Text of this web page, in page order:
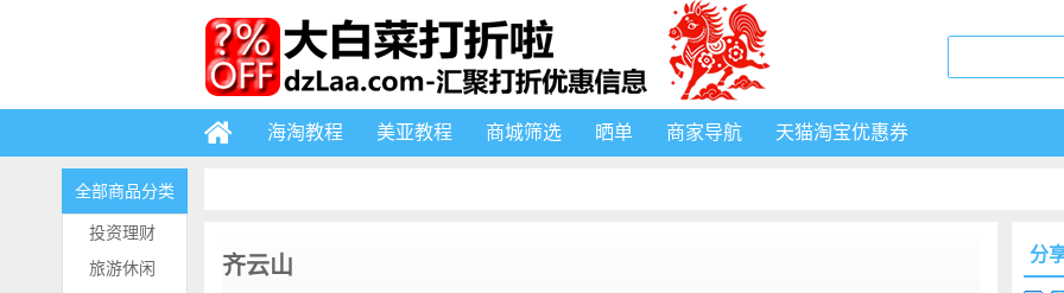
海淘教程 美亚教程 商城筛选 晒单 商家导航 天猫淘宝优惠券
全部商品分类
投资理财
旅游休闲
齐云山 分